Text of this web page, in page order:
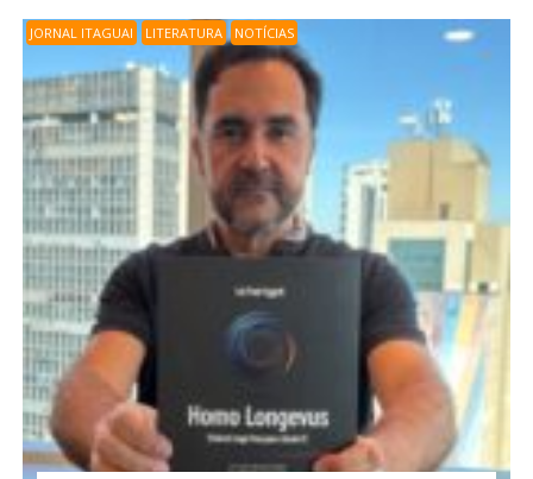
JORNAL ITAGUAI LITERATURA NOTÍCIAS